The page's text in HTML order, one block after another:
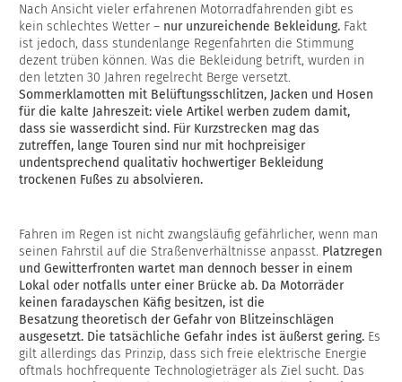
Nach Ansicht vieler erfahrenen Motorradfahrenden gibt es
kein schlechtes Wetter – nur unzureichende Bekleidung. Fakt
ist jedoch, dass stundenlange Regenfahrten die Stimmung
dezent trüben können. Was die Bekleidung betrift, wurden in
den letzten 30 Jahren regelrecht Berge versetzt.
Sommerklamotten mit Belüftungsschlitzen, Jacken und Hosen
für die kalte Jahreszeit: viele Artikel werben zudem damit,
dass sie wasserdicht sind. Für Kurzstrecken mag das
zutreffen, lange Touren sind nur mit hochpreisiger
undentsprechend qualitativ hochwertiger Bekleidung
trockenen Fußes zu absolvieren.
Fahren im Regen ist nicht zwangsläufig gefährlicher, wenn man
seinen Fahrstil auf die Straßenverhältnisse anpasst. Platzregen
und Gewitterfronten wartet man dennoch besser in einem
Lokal oder notfalls unter einer Brücke ab. Da Motorräder
keinen faradayschen Käfig besitzen, ist die
Besatzung theoretisch der Gefahr von Blitzeinschlägen
ausgesetzt. Die tatsächliche Gefahr indes ist äußerst gering. Es
gilt allerdings das Prinzip, dass sich freie elektrische Energie
oftmals hochfrequente Technologieträger als Ziel sucht. Das